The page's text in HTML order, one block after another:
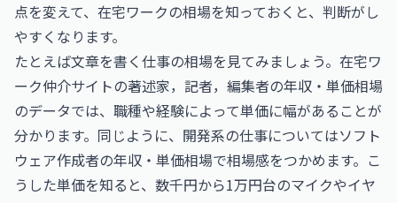
点を変えて、在宅ワークの相場を知っておくと、判断がし
やすくなります。
たとえば文章を書く仕事の相場を見てみましょう。在宅ワ
ーク仲介サイトの著述家，記者，編集者の年収・単価相場
のデータでは、職種や経験によって単価に幅があることが
分かります。同じように、開発系の仕事についてはソフト
ウェア作成者の年収・単価相場で相場感をつかめます。こ
うした単価を知ると、数千円から1万円台のマイクやイヤ